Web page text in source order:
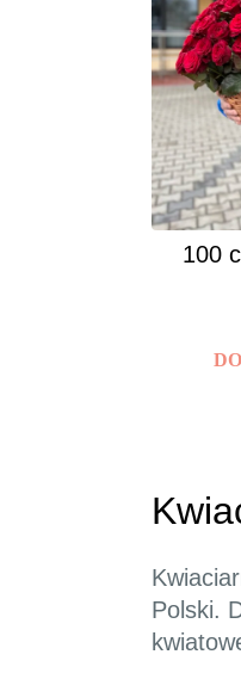
100
Polski.